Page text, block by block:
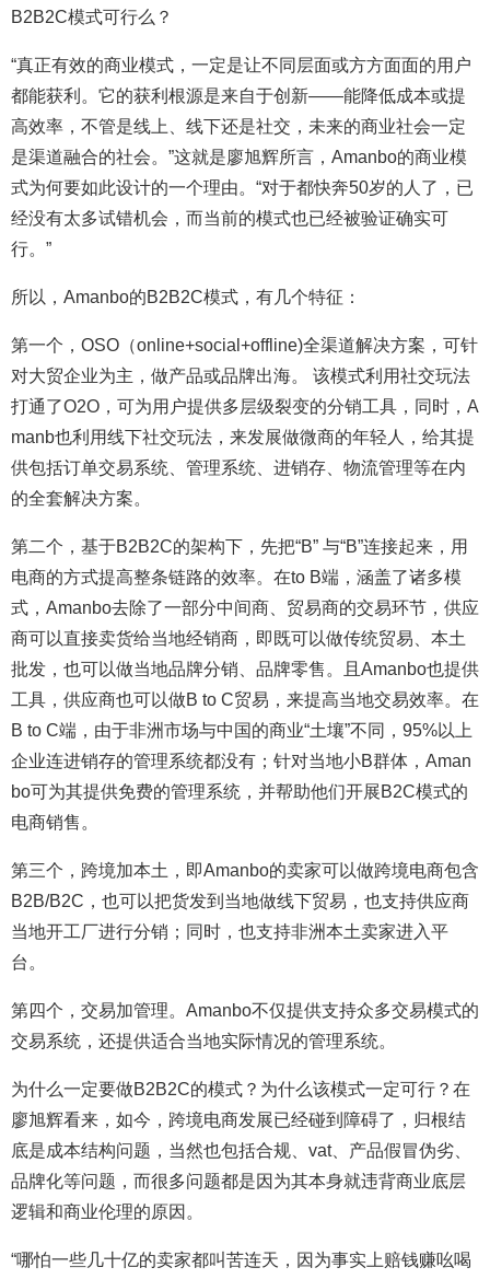
B2B2C模式可行么？
“真正有效的商业模式，一定是让不同层面或方方面面的用户
都能获利。它的获利根源是来自于创新——能降低成本或提
高效率，不管是线上、线下还是社交，未来的商业社会一定
是渠道融合的社会。”这就是廖旭辉所言，Amanbo的商业模
式为何要如此设计的一个理由。“对于都快奔50岁的人了，已
经没有太多试错机会，而当前的模式也已经被验证确实可
行。”
所以，Amanbo的B2B2C模式，有几个特征：
第一个，OSO（online+social+offline)全渠道解决方案，可针
对大贸企业为主，做产品或品牌出海。 该模式利用社交玩法
打通了O2O，可为用户提供多层级裂变的分销工具，同时，A
manb也利用线下社交玩法，来发展做微商的年轻人，给其提
供包括订单交易系统、管理系统、进销存、物流管理等在内
的全套解决方案。
第二个，基于B2B2C的架构下，先把“B” 与“B”连接起来，用
电商的方式提高整条链路的效率。在to B端，涵盖了诸多模
式，Amanbo去除了一部分中间商、贸易商的交易环节，供应
商可以直接卖货给当地经销商，即既可以做传统贸易、本土
批发，也可以做当地品牌分销、品牌零售。且Amanbo也提供
工具，供应商也可以做B to C贸易，来提高当地交易效率。在
B to C端，由于非洲市场与中国的商业“土壤”不同，95%以上
企业连进销存的管理系统都没有；针对当地小B群体，Aman
bo可为其提供免费的管理系统，并帮助他们开展B2C模式的
电商销售。
第三个，跨境加本土，即Amanbo的卖家可以做跨境电商包含
B2B/B2C，也可以把货发到当地做线下贸易，也支持供应商
当地开工厂进行分销；同时，也支持非洲本土卖家进入平
台。
第四个，交易加管理。Amanbo不仅提供支持众多交易模式的
交易系统，还提供适合当地实际情况的管理系统。
为什么一定要做B2B2C的模式？为什么该模式一定可行？在
廖旭辉看来，如今，跨境电商发展已经碰到障碍了，归根结
底是成本结构问题，当然也包括合规、vat、产品假冒伪劣、
品牌化等问题，而很多问题都是因为其本身就违背商业底层
逻辑和商业伦理的原因。
“哪怕一些几十亿的卖家都叫苦连天，因为事实上赔钱赚吆喝